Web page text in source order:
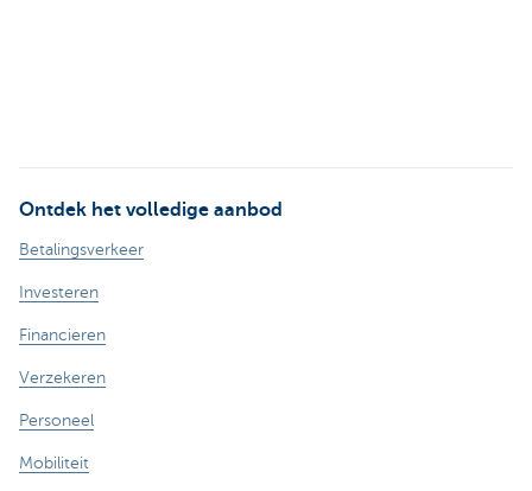
Ontdek het volledige aanbod
Betalingsverkeer
Investeren
Financieren
Verzekeren
Personeel
Mobiliteit